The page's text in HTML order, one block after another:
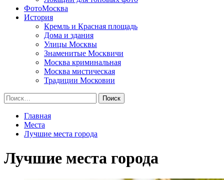
ФотоМосква
История
Кремль и Красная площадь
Дома и здания
Улицы Москвы
Знаменитые Москвичи
Москва криминальная
Москва мистическая
Традиции Московии
Найти:
Главная
Места
Лучшие места города
Лучшие места города